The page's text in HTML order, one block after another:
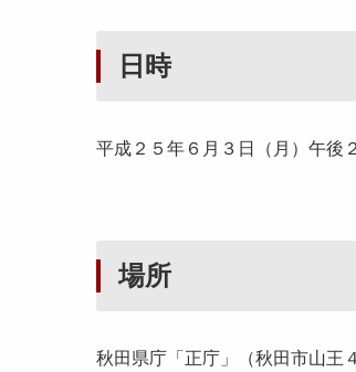
日時
平成２５年６月３日（月）午後
場所
秋田県庁「正庁」（秋田市山王